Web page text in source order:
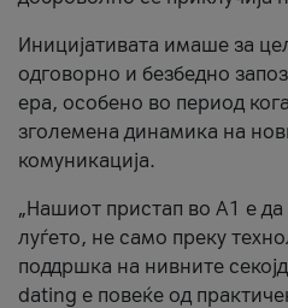
Иницијативата имаше за
одговорно и безбедно
ера, особено во период
зголемена динамика на
комуникација.
„Нашиот пристап во А1 е
луѓето, не само преку
поддршка на нивните
dating е повеќе од